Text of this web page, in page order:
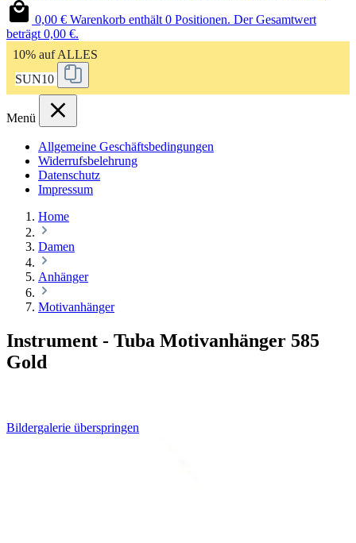
0,00 € Warenkorb enthält 0 Positionen. Der Gesamtwert
beträgt 0,00 €.
10% auf ALLES
SUN10
Menü
Allgemeine Geschäftsbedingungen
Widerrufsbelehrung
Datenschutz
Impressum
Home
Damen
Anhänger
Motivanhänger
Instrument - Tuba Motivanhänger 585
Gold
Bildergalerie überspringen